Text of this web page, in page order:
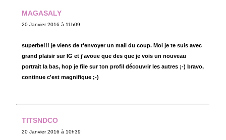
MAGASALY
20 Janvier 2016 à 11h09
superbe!!! je viens de t'envoyer un mail du coup. Moi je te suis avec
grand plaisir sur IG et j'avoue que des que je vois un nouveau
portrait la bas, hop je file sur ton profil découvrir les autres ;-) bravo,
continue c'est magnifique ;-)
TITSNDCO
20 Janvier 2016 à 10h39